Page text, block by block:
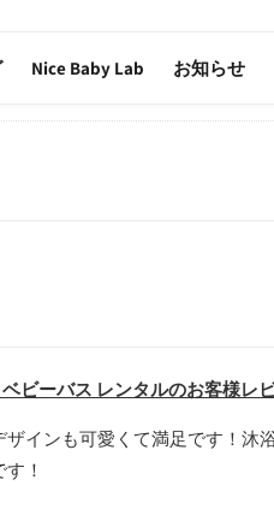
Nice Baby Lab お知らせ
ビーバス レンタルのお客様レ
インも可愛くて満足です！沐
！